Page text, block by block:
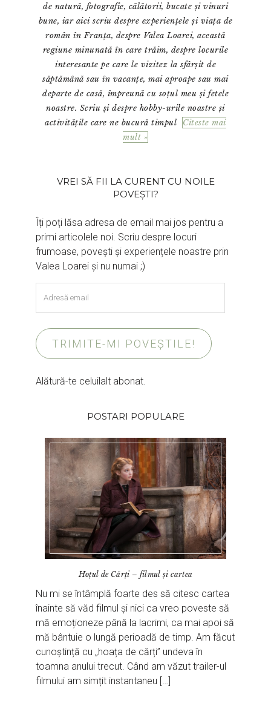
de natură, fotografie, călătorii, bucate și vinuri
bune, iar aici scriu despre experiențele și viața de
român în Franța, despre Valea Loarei, această
regiune minunată în care trăim, despre locurile
interesante pe care le vizitez la sfârșit de
săptămână sau în vacanțe, mai aproape sau mai
departe de casă, împreună cu soțul meu și fetele
noastre. Scriu și despre hobby-urile noastre și
activitățile care ne bucură timpul
Citeste mai
mult »
VREI SĂ FII LA CURENT CU NOILE
POVEȘTI?
Îți poți lăsa adresa de email mai jos pentru a
primi articolele noi. Scriu despre locuri
frumoase, povești și experiențele noastre prin
Valea Loarei și nu numai ;)
email
TRIMITE-MI POVEȘTILE!
Alătură-te celuilalt abonat.
POSTARI POPULARE
Hoțul de Cărți – filmul și cartea
Nu mi se întâmplă foarte des să citesc cartea
înainte să văd filmul și nici ca vreo poveste să
mă emoționeze până la lacrimi, ca mai apoi să
mă bântuie o lungă perioadă de timp. Am făcut
cunoștință cu „hoața de cărți” undeva în
toamna anului trecut. Când am văzut trailer-ul
filmului am simțit instantaneu […]